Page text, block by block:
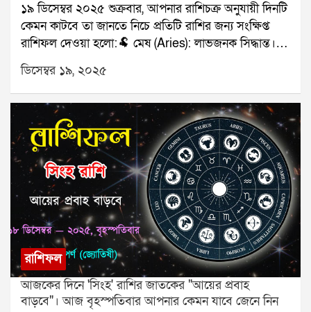
১৯ ডিসেম্বর ২০২৫ শুক্রবার, আপনার রাশিচক্র অনুযায়ী দিনটি
কেমন কাটবে তা জানতে নিচে প্রতিটি রাশির জন্য সংক্ষিপ্ত
রাশিফল দেওয়া হলো:🐏 মেষ (Aries): লাভজনক সিদ্ধান্ত।🐂
বৃষ (Taurus): পরিবারের মেলামেশা।👥 মিথুন (Gemini):
ব্যস্ততা বাড়বে।🦀 কর্কট (Cancer): মানসিক বিশ্রাম নিন।🦁
সিংহ (Leo): বাড়তি আয়।🌾 কন্যা (Virgo): সম্পর্ক খুশির।⚖️
তুলা (Libra): ট্রাভেল প্ল্যান স্থির।🦂 বৃশ্চিক (Scorpio): পাওনা
পাওয়া।🏹 ধনু (Sagittarius): কাজের সাফল্য।🐐 মকর
(Capricorn): কথায় সতর্কতা।🌊 কুম্ভ (Aquarius): সাহায্য
পাবেন।🐟 মীন (Pisces): কাগজপত্রে সুবিধা।যে কোনও
সমস্যার স্থায়ী সমাধানের জন্য যোগাযোগ করুনঃ শ্রী সূপর্ণ
(জ্যোতিষী)যোগাযোগঃ ৯৮৩০০৬৫২৪০, ওয়েবসাইটঃ
www.srisuparna.com
ডিসেম্বর ১৯, ২০২৫
রাশিফল
আজকের দিনে 'সিংহ' রাশির জাতকের "আয়ের প্রবাহ
বাড়বে"। আজ বৃহস্পতিবার আপনার কেমন যাবে জেনে নিন